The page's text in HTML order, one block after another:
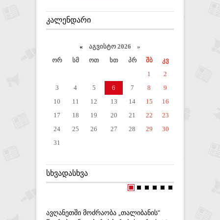
ᲙᲐᲚᲔᲜᲓᲐᲠᲘ
« აგვისტო 2026 »
ორ
სმ ოთ ხთ პრ შბ
კვ
1
2
3
4 5 6 7 8
9
10
11 12 13 14 15
16
17
18 19 20 21 22
23
24
25 26 27 28 29
30
31
ᲡᲮᲕᲐᲓᲐᲡᲮᲕᲐ
ᲐᲕᲦᲐᲜᲔᲗᲨᲘ ᲛᲝᲫᲠᲐᲝᲑᲐ „ᲗᲐᲚᲘᲑᲐᲜᲘᲡ“